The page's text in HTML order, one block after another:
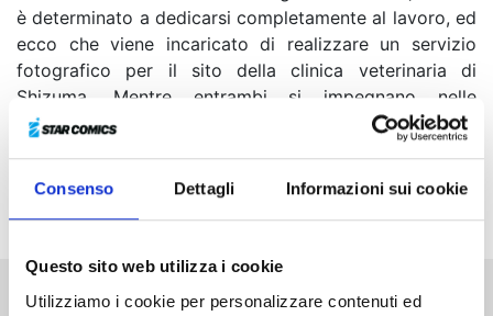
Consenso Dettagli Informazioni sui cookie
Questo sito web utilizza i cookie
Utilizziamo i cookie per personalizzare contenuti ed
è determinato a dedicarsi completamente al lavoro, ed
ecco che viene incaricato di realizzare un servizio
fotografico per il sito della clinica veterinaria di
Shizuma. Mentre entrambi si impegnano nelle
rispettive professioni, sentendosi vicini e osservandosi
vicendevolmente all’opera, i due ragazzi si innamorano
trascina via Minato in un momento di pausa e…